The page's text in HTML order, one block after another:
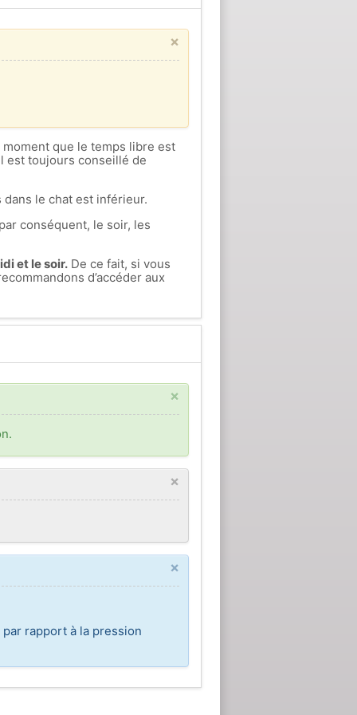
×
moment que le temps libre est
est toujours conseillé de
le chat est inférieur.
conséquent, le soir, les
et le soir.De ce fait, si vous
d’accéder aux
×
×
×
rapport à la pression